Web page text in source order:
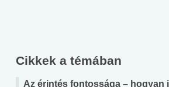
Cikkek a témában
Az érintés fontossága – hogyan